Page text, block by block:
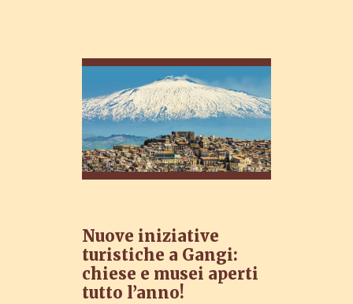
Nuove iniziative
turistiche a Gangi:
chiese e musei aperti
tutto l’anno!